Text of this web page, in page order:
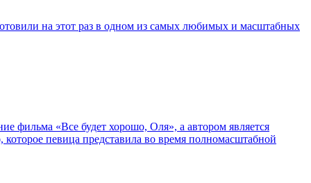
на этот раз в одном из самых любимых и масштабных
фильма «Все будет хорошо, Оля», а автором является
певица представила во время полномасштабной